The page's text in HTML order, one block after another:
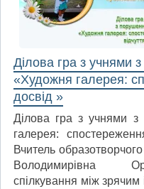
Ділова гра з учнями
«Художня галерея:
досвід »
Ділова гра з учнями
галерея:
Вчитель
Володимирівна
спілкування між